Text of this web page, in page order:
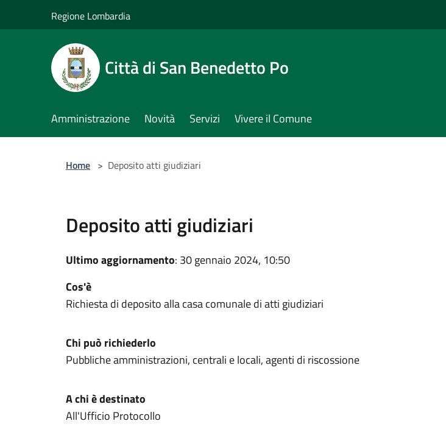
Regione Lombardia
Città di San Benedetto Po
Amministrazione Novità Servizi Vivere il Comune
Home > Deposito atti giudiziari
Deposito atti giudiziari
Ultimo aggiornamento: 30 gennaio 2024, 10:50
Cos'è
Richiesta di deposito alla casa comunale di atti giudiziari
Chi può richiederlo
Pubbliche amministrazioni, centrali e locali, agenti di riscossione
A chi è destinato
All'Ufficio Protocollo